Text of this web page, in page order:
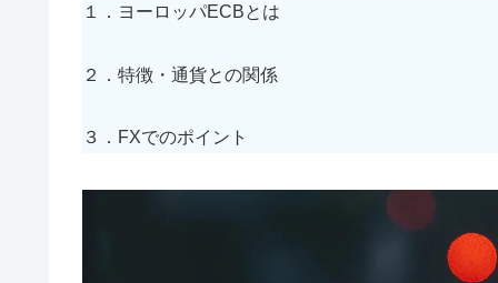
１．ヨーロッパECBとは
２．特徴・通貨との関係
３．FXでのポイント